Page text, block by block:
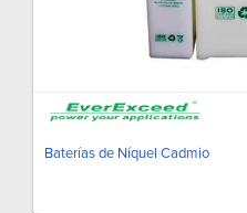
Baterías de Níquel Cadmio